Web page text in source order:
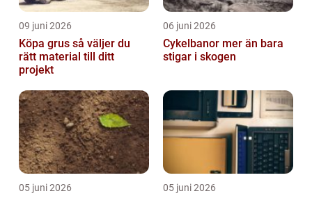
09 juni 2026
Köpa grus så väljer du
rätt material till ditt
projekt
06 juni 2026
Cykelbanor mer än bara
stigar i skogen
05 juni 2026 05 juni 2026